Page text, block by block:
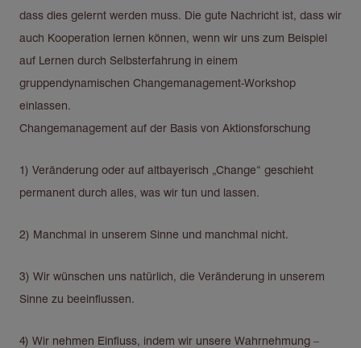
dass dies gelernt werden muss. Die gute Nachricht ist, dass wir
auch Kooperation lernen können, wenn wir uns zum Beispiel
auf Lernen durch Selbsterfahrung in einem
gruppendynamischen Changemanagement-Workshop
einlassen.
Changemanagement auf der Basis von Aktionsforschung
1) Veränderung oder auf altbayerisch „Change“ geschieht
permanent durch alles, was wir tun und lassen.
2) Manchmal in unserem Sinne und manchmal nicht.
3) Wir wünschen uns natürlich, die Veränderung in unserem
Sinne zu beeinflussen.
4) Wir nehmen Einfluss, indem wir unsere Wahrnehmung –